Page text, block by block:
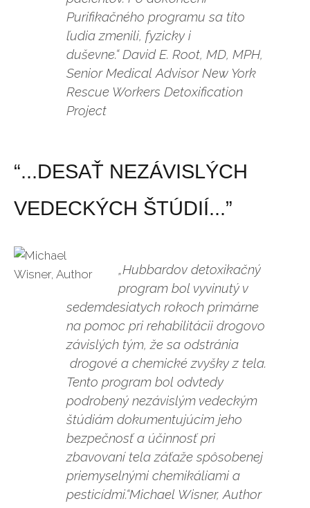
Purifikačného programu sa títo
ľudia zmenili, fyzicky i
duševne.“David E. Root, MD, MPH,
Senior Medical Advisor New York
Rescue Workers Detoxification
Project
“...DESAŤ NEZÁVISLÝCH
VEDECKÝCH ŠTÚDIÍ...”
„Hubbardov detoxikačný
program bol vyvinutý v
sedemdesiatych rokoch primárne
na pomoc pri rehabilitácii drogovo
závislých tým, že sa odstránia
drogové a chemické zvyšky z tela.
Tento program bol odvtedy
podrobený nezávislým vedeckým
štúdiám dokumentujúcim jeho
bezpečnosť a účinnosť pri
zbavovaní tela záťaže spôsobenej
priemyselnými chemikáliami a
pesticídmi.“Michael Wisner, Author